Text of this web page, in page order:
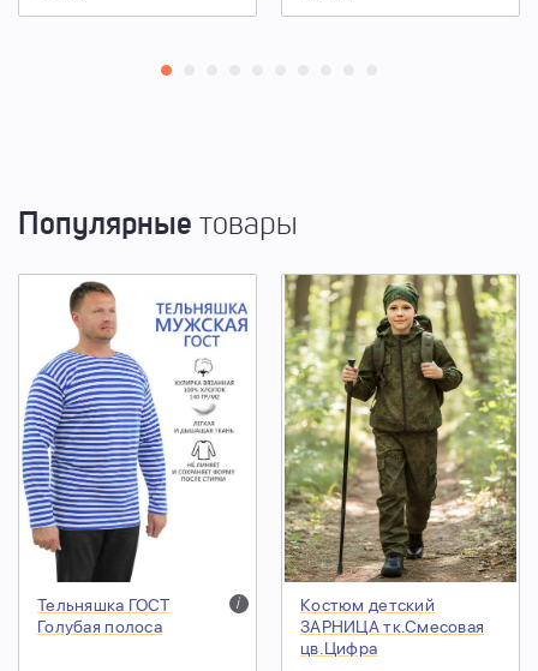
Популярные товары
Тельняшка ГОСТ
Голубая полоса
i
Костюм детский
ЗАРНИЦА тк.Смесовая
цв.Цифра